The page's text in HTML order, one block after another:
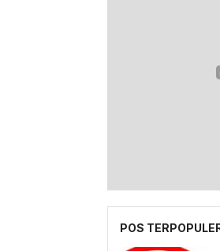
POS